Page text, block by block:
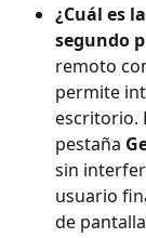
¿Cuál es
segundo
remoto
permite
escritorio.
pestaña
sin
usuario
de